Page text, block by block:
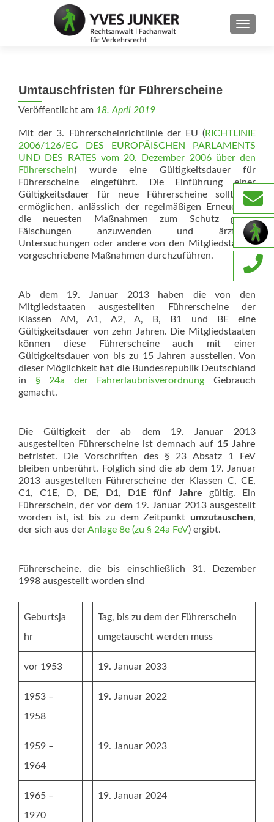
Umtauschfristen für Führerscheine
Veröffentlicht am 18. April 2019
Mit der 3. Führerscheinrichtlinie der EU (RICHTLINIE
2006/126/EG DES EUROPÄISCHEN PARLAMENTS
UND DES RATES vom 20. Dezember 2006 über den
Führerschein) wurde eine Gültigkeitsdauer für
Führerscheine eingeführt. Die Einführung einer
Gültigkeitsdauer für neue Führerscheine sollte es
ermöglichen, anlässlich der regelmäßigen Erneuerung
die neuesten Maßnahmen zum Schutz gegen
Fälschungen anzuwenden und ärztliche
Untersuchungen oder andere von den Mitgliedstaaten
vorgeschriebene Maßnahmen durchzuführen.
Ab dem 19. Januar 2013 haben die von den
Mitgliedstaaten ausgestellten Führerscheine der
Klassen AM, A1, A2, A, B, B1 und BE eine
Gültigkeitsdauer von zehn Jahren. Die Mitgliedstaaten
können diese Führerscheine auch mit einer
Gültigkeitsdauer von bis zu 15 Jahren ausstellen. Von
dieser Möglichkeit hat die Bundesrepublik Deutschland
in § 24a der Fahrerlaubnisverordnung Gebrauch
gemacht.
Die Gültigkeit der ab dem 19. Januar 2013
ausgestellten Führerscheine ist demnach auf 15 Jahre
befristet. Die Vorschriften des § 23 Absatz 1 FeV
bleiben unberührt. Folglich sind die ab dem 19. Januar
2013 ausgestellten Führerscheine der Klassen C, CE,
C1, C1E, D, DE, D1, D1Efünf Jahre gültig. Ein
Führerschein, der vor dem 19. Januar 2013 ausgestellt
worden ist, ist bis zu dem Zeitpunkt umzutauschen,
der sich aus derAnlage 8e (zu § 24a FeV) ergibt.
Führerscheine, die bis einschließlich 31. Dezember
1998 ausgestellt worden sind
Geburtsja
hr
Tag, bis zu dem der Führerschein
umgetauscht werden muss
vor 1953 19. Januar 2033
1953 –
1958
19. Januar 2022
1959 –
1964
19. Januar 2023
1965 –
1970
19. Januar 2024